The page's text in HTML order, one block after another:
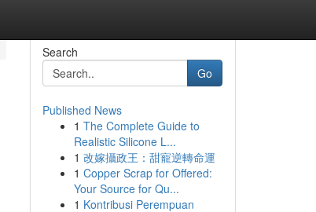
Search
Go
Published News
1 The Complete Guide to
Realistic Silicone L...
1 改嫁攝政王：甜寵逆轉命運
1 Copper Scrap for Offered:
Your Source for Qu...
1 Kontribusi Perempuan